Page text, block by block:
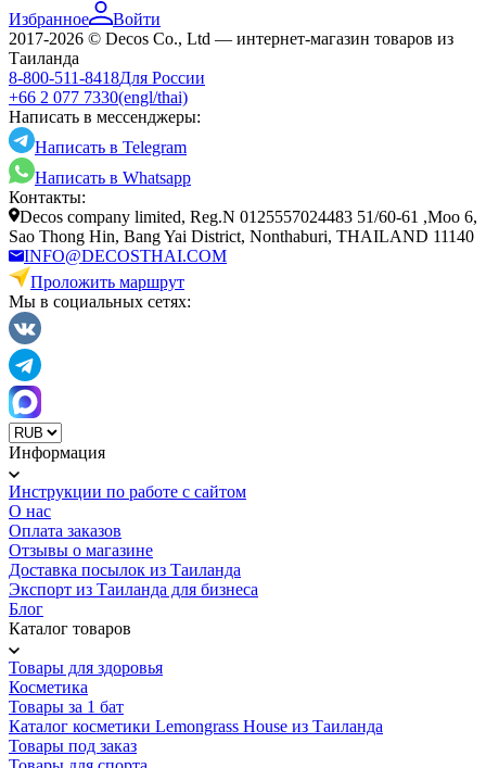
Избранное
Войти
2017-2026 © Decos Co., Ltd — интернет-магазин товаров из
Таиланда
8-800-511-8418Для России
+66 2 077 7330(engl/thai)
Написать в мессенджеры:
Написать в Telegram
Написать в Whatsapp
Контакты:
Decos company limited, Reg.N 0125557024483 51/60-61 ,Moo 6,
Sao Thong Hin, Bang Yai District, Nonthaburi, THAILAND 11140
INFO@DECOSTHAI.COM
Проложить маршрут
Мы в социальных сетях:
Информация
Инструкции по работе с сайтом
О нас
Оплата заказов
Отзывы о магазине
Доставка посылок из Таиланда
Экспорт из Таиланда для бизнеса
Блог
Каталог товаров
Товары для здоровья
Косметика
Товары за 1 бат
Каталог косметики Lemongrass House из Таиланда
Товары под заказ